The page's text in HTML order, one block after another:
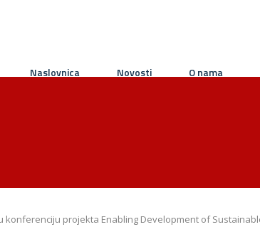
Naslovnica Novosti O nama
konferenciju projekta Enabling Development of